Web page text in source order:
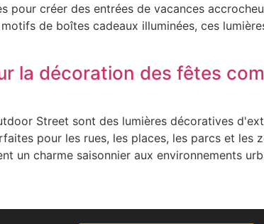
pour créer des entrées de vacances
de boîtes cadeaux illuminées, ces
la décoration des fêtes
Street sont des lumières décoratives
pour les rues, les places, les parcs et les
un charme saisonnier aux environnements